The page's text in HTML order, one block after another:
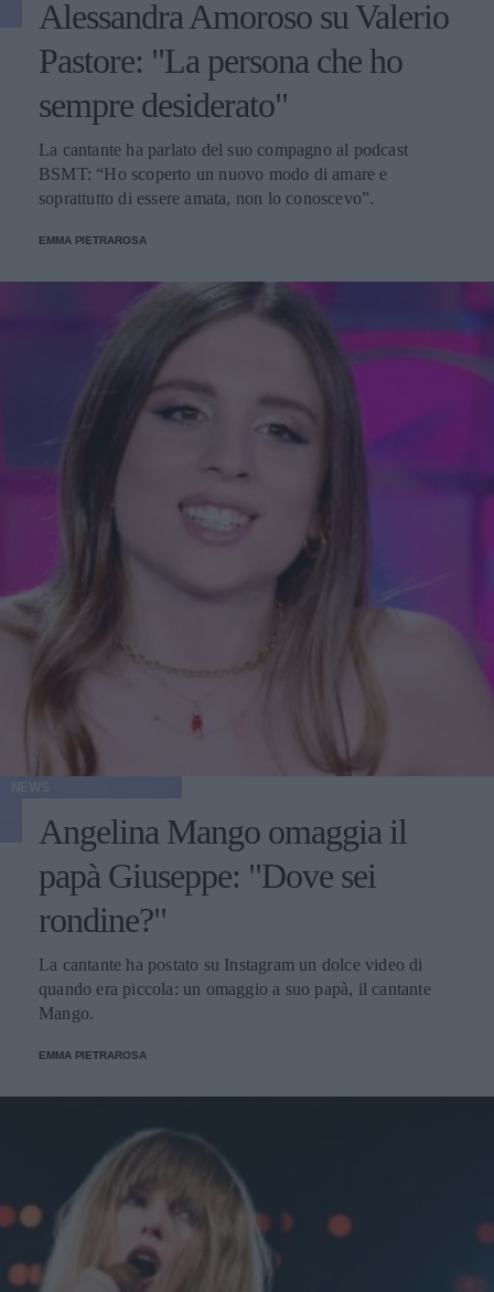
Alessandra Amoroso su Valerio
Pastore: "La persona che ho
sempre desiderato"
La cantante ha parlato del suo compagno al podcast
BSMT: “Ho scoperto un nuovo modo di amare e
soprattutto di essere amata, non lo conoscevo”.
EMMA PIETRAROSA
Angelina Mango omaggia il
papà Giuseppe: "Dove sei
rondine?"
La cantante ha postato su Instagram un dolce video di
quando era piccola: un omaggio a suo papà, il cantante
Mango.
EMMA PIETRAROSA